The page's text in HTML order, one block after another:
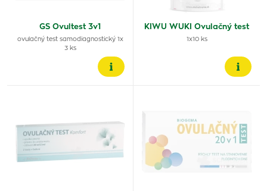
GS Ovultest 3v1
ovulačný test samodiagnostický 1x
3 ks
KIWU WUKI Ovulačný test
1x10 ks